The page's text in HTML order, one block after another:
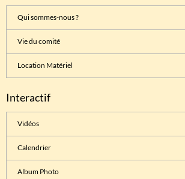
Qui sommes-nous ?
Vie du comité
Location Matériel
Interactif
Vidéos
Calendrier
Album Photo